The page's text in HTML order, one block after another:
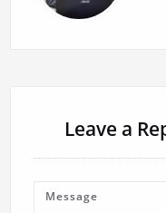
Leave a